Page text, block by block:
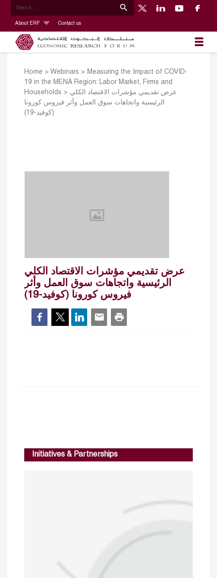
About ERF Contact us
Home > Webinars > Measuring the Impact of COVID-
19 in the MENA Region: Labor Market, Firms and
Households > عرض تقديمي مؤشرات الاقتصاد الكلي
الرئيسية واتجاهات سوق العمل وأثر فيروس كورونا
(كوفيد-19)
عرض تقديمي مؤشرات الاقتصاد الكلي
الرئيسية واتجاهات سوق العمل وأثر
فيروس كورونا (كوفيد-19)
Initiatives & Partnerships